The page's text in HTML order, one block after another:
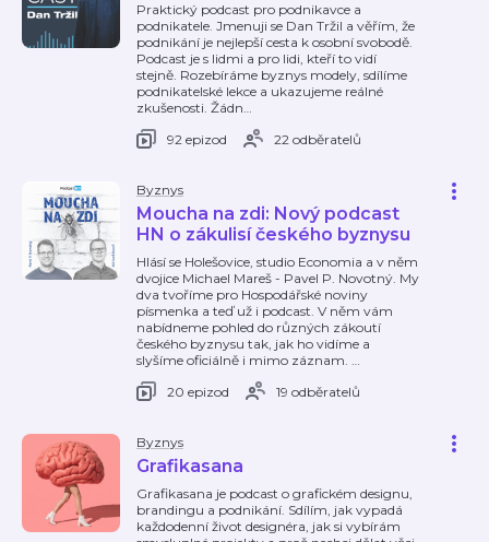
Praktický podcast pro podnikavce a
podnikatele. Jmenuji se Dan Tržil a věřím, že
podnikání je nejlepší cesta k osobní svobodě.
Podcast je s lidmi a pro lidi, kteří to vidí
stejně. Rozebíráme byznys modely, sdílíme
podnikatelské lekce a ukazujeme reálné
zkušenosti. Žádn…
92 epizod
22 odběratelů
Byznys
Moucha na zdi: Nový podcast
HN o zákulisí českého byznysu
Hlásí se Holešovice, studio Economia a v něm
dvojice Michael Mareš - Pavel P. Novotný. My
dva tvoříme pro Hospodářské noviny
písmenka a teď už i podcast. V něm vám
nabídneme pohled do různých zákoutí
českého byznysu tak, jak ho vidíme a
slyšíme oficiálně i mimo záznam. …
20 epizod
19 odběratelů
Byznys
Grafikasana
Grafikasana je podcast o grafickém designu,
brandingu a podnikání. Sdílím, jak vypadá
každodenní život designéra, jak si vybírám